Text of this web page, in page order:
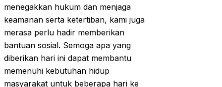
menegakkan hukum dan menjaga
keamanan serta ketertiban, kami juga
merasa perlu hadir memberikan
bantuan sosial. Semoga apa yang
diberikan hari ini dapat membantu
memenuhi kebutuhan hidup
masyarakat untuk beberapa hari ke